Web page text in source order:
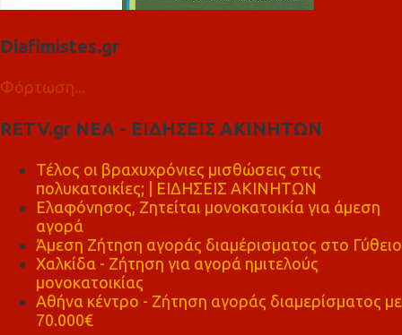
Diafimistes.gr
Φόρτωση...
RETV.gr ΝΕΑ - ΕΙΔΗΣΕΙΣ ΑΚΙΝΗΤΩΝ
Τέλος οι βραχυχρόνιες μισθώσεις στις
πολυκατοικίες; | ΕΙΔΗΣΕΙΣ ΑΚΙΝΗΤΩΝ
Ελαφόνησος, Ζητείται μονοκατοικία για άμεση
αγορά
Άμεση Ζήτηση αγοράς διαμέρισματος στο Γύθειο
Χαλκίδα - Ζήτηση για αγορά ημιτελούς
μονοκατοικίας
Αθήνα κέντρο - Ζήτηση αγοράς διαμερίσματος με
70.000€